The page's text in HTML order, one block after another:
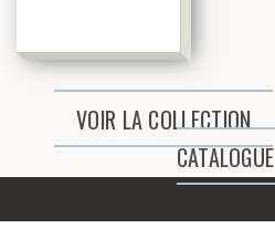
VOIR LA COLLECTION
CATALOGUE